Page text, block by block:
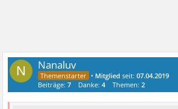
N Nanaluv
• Mitglied seit:07.04.2019
Beiträge:7 Danke:4 Themen:2